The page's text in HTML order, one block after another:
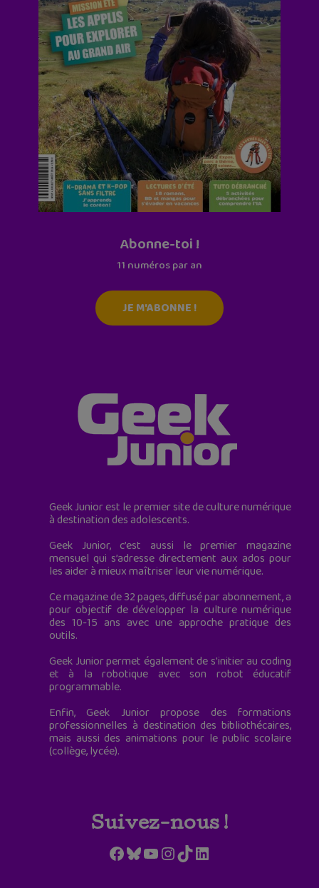
Abonne-toi !
11 numéros par an
JE M'ABONNE !
Geek Junior est le premier site de culture numérique
à destination des adolescents.
Geek Junior, c’est aussi le premier magazine
mensuel qui s’adresse directement aux ados pour
les aider à mieux maîtriser leur vie numérique.
Ce magazine de 32 pages, diffusé par abonnement, a
pour objectif de développer la culture numérique
des 10-15 ans avec une approche pratique des
outils.
Geek Junior permet également de s'initier au coding
et à la robotique avec son robot éducatif
programmable.
Enfin, Geek Junior propose des formations
professionnelles à destination des bibliothécaires,
mais aussi des animations pour le public scolaire
(collège, lycée).
Suivez-nous !
Facebook
Bluesky
YouTube
Instagram
TikTokLinkedIn